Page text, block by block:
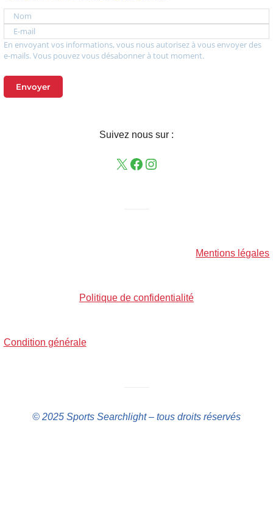
Nom
E-mail
En envoyant vos informations, vous nous autorisez à vous envoyer des
e-mails. Vous pouvez vous désabonner à tout moment.
Envoyer
Suivez nous sur :
Mentions légales
Politique de confidentialité
Condition générale
© 2025 Sports Searchlight – tous droits réservés